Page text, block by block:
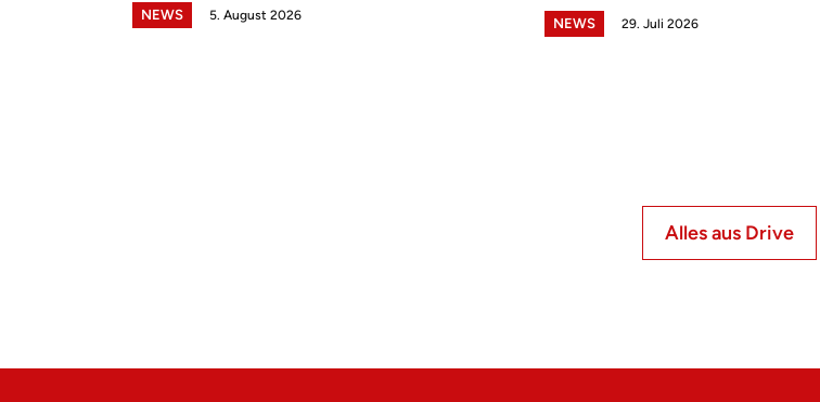
NEWS 5. August 2026 NEWS 29. Juli 2026
Alles aus Drive